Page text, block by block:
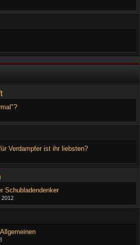
Verdampfer ist ihr liebsten?
Schubladendenker
2012